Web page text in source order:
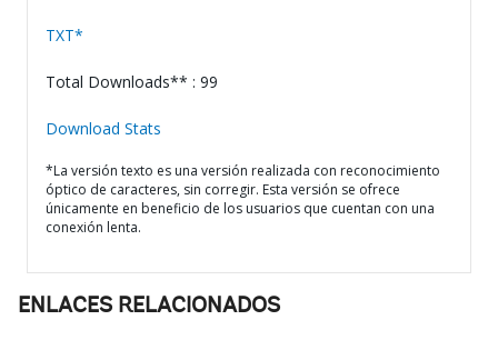
TXT*
Total Downloads** : 99
Download Stats
*La versión texto es una versión realizada con reconocimiento
óptico de caracteres, sin corregir. Esta versión se ofrece
únicamente en beneficio de los usuarios que cuentan con una
conexión lenta.
ENLACES RELACIONADOS